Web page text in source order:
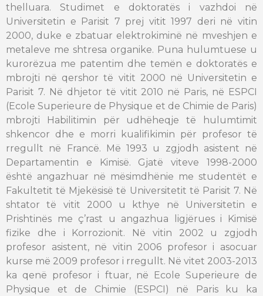
thelluara. Studimet e doktoratës i vazhdoi në
Universitetin e Parisit 7 prej vitit 1997 deri në vitin
2000, duke e zbatuar elektrokiminë në mveshjen e
metaleve me shtresa organike. Puna hulumtuese u
kurorëzua me patentim dhe temën e doktoratës e
mbrojti në qershor të vitit 2000 në Universitetin e
Parisit 7. Në dhjetor të vitit 2010 në Paris, në ESPCI
(Ecole Superieure de Physique et de Chimie de Paris)
mbrojti Habilitimin për udhëheqje të hulumtimit
shkencor dhe e morri kualifikimin për profesor të
rregullt në Francë. Më 1993 u zgjodh asistent në
Departamentin e Kimisë. Gjatë viteve 1998-2000
është angazhuar në mësimdhënie me studentët e
Fakultetit të Mjekësisë të Universitetit të Parisit 7. Në
shtator të vitit 2000 u kthye në Universitetin e
Prishtinës me ç’rast u angazhua ligjërues i Kimisë
fizike dhe i Korrozionit. Në vitin 2002 u zgjodh
profesor asistent, në vitin 2006 profesor i asocuar
kurse më 2009 profesor i rregullt. Në vitet 2003-2013
ka qenë profesor i ftuar, në Ecole Superieure de
Physique et de Chimie (ESPCI) në Paris ku ka